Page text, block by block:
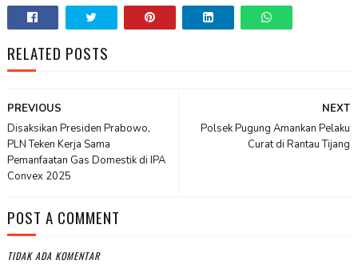
RELATED POSTS
NEXT
Polsek Pugung Amankan Pelaku
Curat di Rantau Tijang
PREVIOUS
Disaksikan Presiden Prabowo,
PLN Teken Kerja Sama
Pemanfaatan Gas Domestik di IPA
Convex 2025
POST A COMMENT
TIDAK ADA KOMENTAR